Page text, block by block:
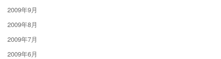
2009年9月
2009年8月
2009年7月
2009年6月